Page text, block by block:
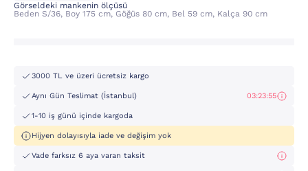
Görseldeki mankenin ölçüsü
Beden S/36, Boy 175 cm, Göğüs 80 cm, Bel 59 cm, Kalça 90 cm
3000 TL ve üzeri ücretsiz kargo
Aynı Gün Teslimat (İstanbul) 03:23:55
1-10 iş günü içinde kargoda
Hijyen dolayısıyla iade ve değişim yok
Vade farksız 6 aya varan taksit